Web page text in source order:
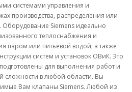
системами управления и
производства, распределения или
Оборудование Siemens идеально
теплоснабжения и
паром или питьевой водой, а также
систем и установок ОВиК. Это
для выполнения работ и
сложности в любой области. Вы
Вам клапаны Siemens. Любой из